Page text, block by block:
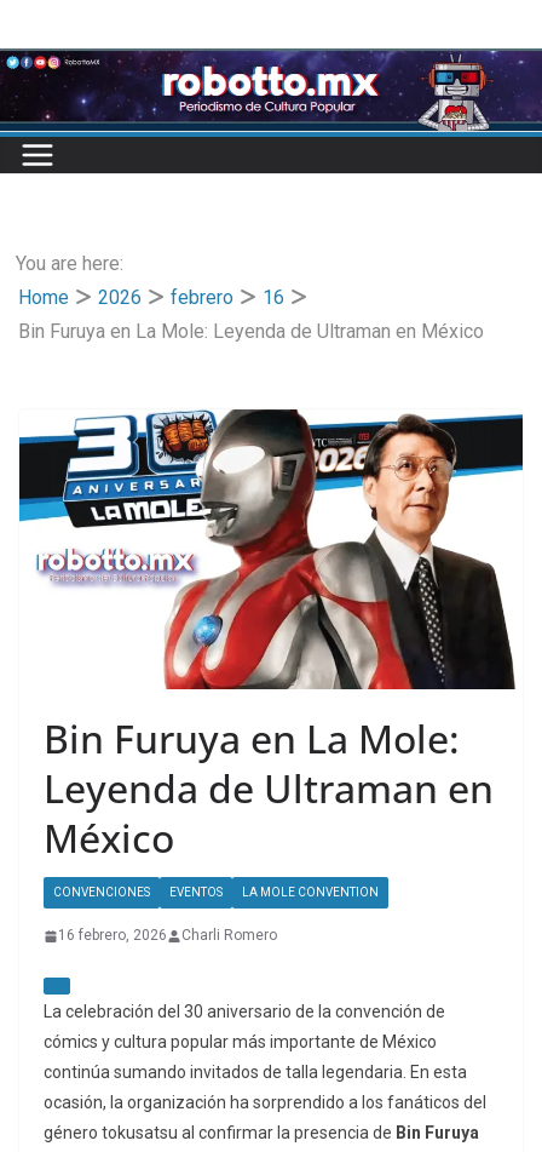
to
content
You are here:
Home
2026 febrero
16
Bin Furuya en La Mole: Leyenda de Ultraman en México
Bin Furuya en La Mole:
Leyenda de Ultraman en
México
CONVENCIONES EVENTOS LA MOLE CONVENTION
16 febrero, 2026 Charli Romero
La celebración del 30 aniversario de la convención de
cómics y cultura popular más importante de México
continúa sumando invitados de talla legendaria. En esta
ocasión, la organización ha sorprendido a los fanáticos del
género tokusatsu al confirmar la presencia de Bin Furuya